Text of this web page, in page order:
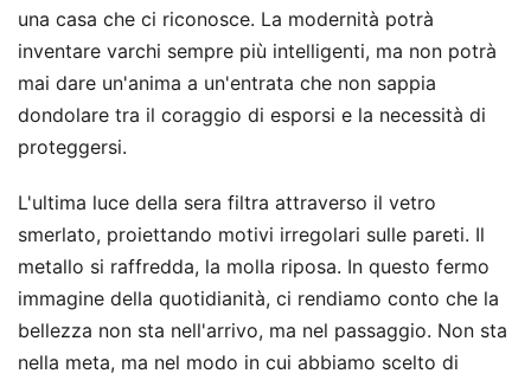
una casa che ci riconosce. La modernità potrà
inventare varchi sempre più intelligenti, ma non potrà
mai dare un'anima a un'entrata che non sappia
dondolare tra il coraggio di esporsi e la necessità di
proteggersi.
L'ultima luce della sera filtra attraverso il vetro
smerlato, proiettando motivi irregolari sulle pareti. Il
metallo si raffredda, la molla riposa. In questo fermo
immagine della quotidianità, ci rendiamo conto che la
bellezza non sta nell'arrivo, ma nel passaggio. Non sta
nella meta, ma nel modo in cui abbiamo scelto di